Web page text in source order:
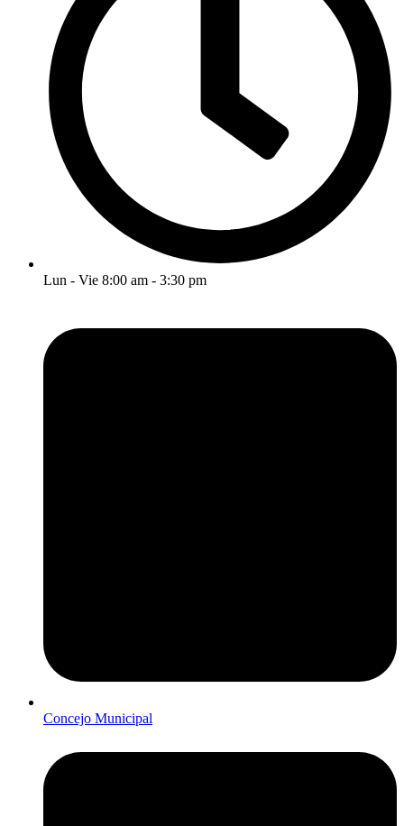
Lun - Vie 8:00 am - 3:30 pm
Concejo Municipal